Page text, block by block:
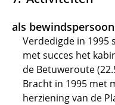
als
Verdedigde in 1995
met succes het
de Betuweroute
Bracht in 1995 met
herziening van de